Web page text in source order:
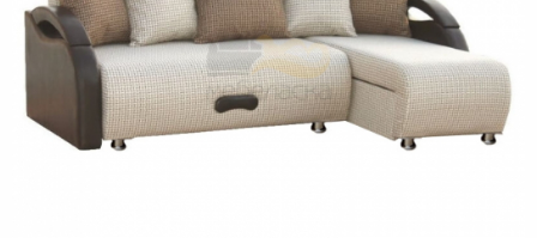
гостиную
Мебель
для
прихожей
Столы
Комоды
Офисная